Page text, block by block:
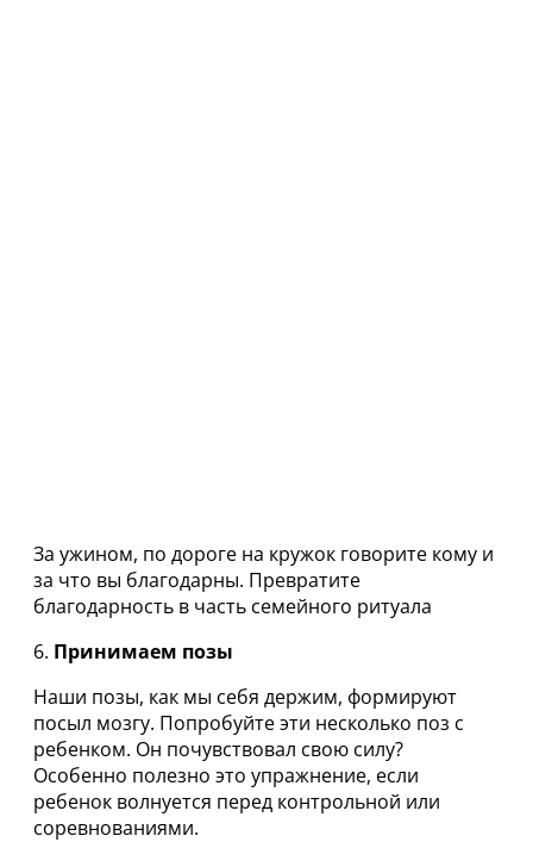
За ужином, по дороге на кружок говорите кому и
за что вы благодарны. Превратите
благодарность в часть семейного ритуала
6. Принимаем позы
Наши позы, как мы себя держим, формируют
посыл мозгу. Попробуйте эти несколько поз с
ребенком. Он почувствовал свою силу?
Особенно полезно это упражнение, если
ребенок волнуется перед контрольной или
соревнованиями.